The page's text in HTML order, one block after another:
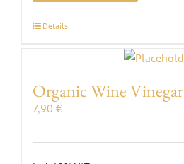
Alcoholic
quantity
Details
Organic Wine Vinegar
7,90 €